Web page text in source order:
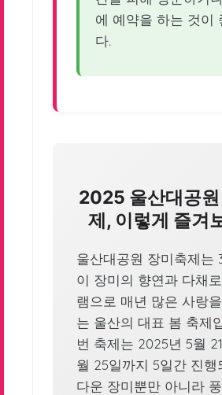
에 예약을 하는 것이
다.
2025 울산대공
제, 이렇게 즐겨
울산대공원 장미축제는
이 장미의 향연과 다채
램으로 매년 많은 사랑
는 울산의 대표 봄 축제
번 축제는 2025년 5월
월 25일까지 5일간 진행
다운 장미뿐만 아니라